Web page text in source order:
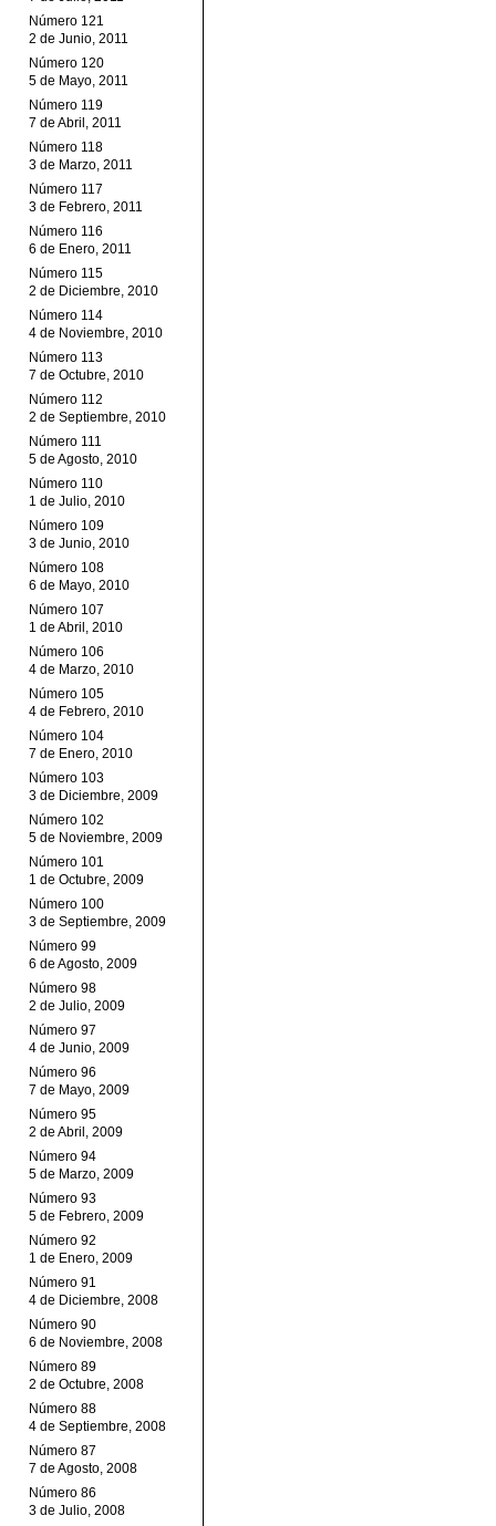
Número 121
2 de Junio, 2011
Número 120
5 de Mayo, 2011
Número 119
7 de Abril, 2011
Número 118
3 de Marzo, 2011
Número 117
3 de Febrero, 2011
Número 116
6 de Enero, 2011
Número 115
2 de Diciembre, 2010
Número 114
4 de Noviembre, 2010
Número 113
7 de Octubre, 2010
Número 112
2 de Septiembre, 2010
Número 111
5 de Agosto, 2010
Número 110
1 de Julio, 2010
Número 109
3 de Junio, 2010
Número 108
6 de Mayo, 2010
Número 107
1 de Abril, 2010
Número 106
4 de Marzo, 2010
Número 105
4 de Febrero, 2010
Número 104
7 de Enero, 2010
Número 103
3 de Diciembre, 2009
Número 102
5 de Noviembre, 2009
Número 101
1 de Octubre, 2009
Número 100
3 de Septiembre, 2009
Número 99
6 de Agosto, 2009
Número 98
2 de Julio, 2009
Número 97
4 de Junio, 2009
Número 96
7 de Mayo, 2009
Número 95
2 de Abril, 2009
Número 94
5 de Marzo, 2009
Número 93
5 de Febrero, 2009
Número 92
1 de Enero, 2009
Número 91
4 de Diciembre, 2008
Número 90
6 de Noviembre, 2008
Número 89
2 de Octubre, 2008
Número 88
4 de Septiembre, 2008
Número 87
7 de Agosto, 2008
Número 86
3 de Julio, 2008